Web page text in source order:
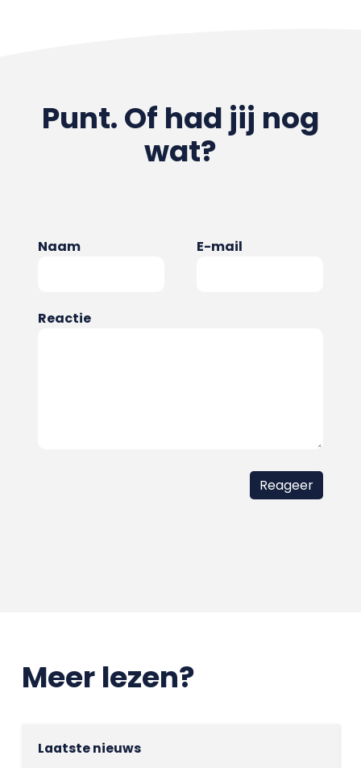
Punt. Of had jij nog
wat?
Naam E-mail
Reactie
Meer lezen?
Laatste nieuws